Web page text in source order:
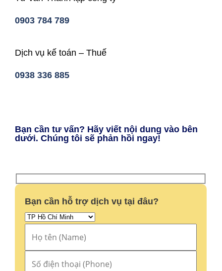
0903 784 789
Dịch vụ kế toán – Thuế
0938 336 885
Bạn cần tư vấn? Hãy viết nội dung vào bên
dưới. Chúng tôi sẽ phản hồi ngay!
Bạn cần hỗ trợ dịch vụ tại đâu?